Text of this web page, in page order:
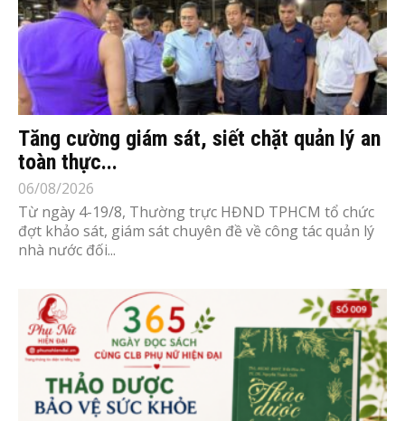
Tăng cường giám sát, siết chặt quản lý an
toàn thực...
06/08/2026
Từ ngày 4-19/8, Thường trực HĐND TPHCM tổ chức
đợt khảo sát, giám sát chuyên đề về công tác quản lý
nhà nước đối...